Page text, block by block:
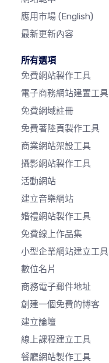
應用市場 (English)
最新更新內容
所有選項
免費網站製作工具
電子商務網站建置工具
免費網域註冊
免費著陸頁製作工具
商業網站架設工具
攝影網站製作工具
活動網站
建立音樂網站
婚禮網站製作工具
免費線上作品集
小型企業網站建立工具
數位名片
商務電子郵件地址
創建一個免費的博客
建立論壇
線上課程建立工具
餐廳網站製作工具